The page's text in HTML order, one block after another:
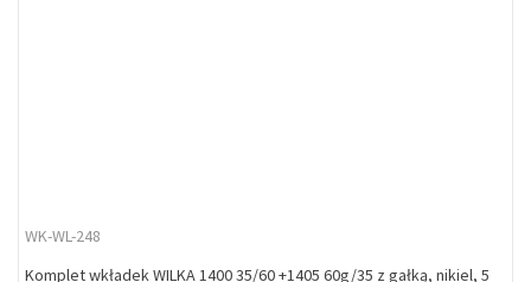
WK-WL-248
Komplet wkładek WILKA 1400 35/60 +1405 60g/35 z gałką, nikiel, 5